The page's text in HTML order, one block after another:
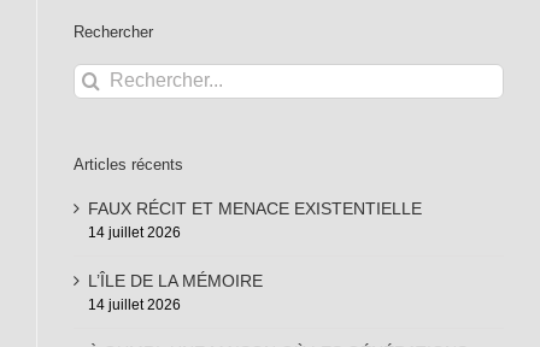
Rechercher
Rechercher:
Articles récents
FAUX RÉCIT ET MENACE EXISTENTIELLE
14 juillet 2026
L’ÎLE DE LA MÉMOIRE
14 juillet 2026